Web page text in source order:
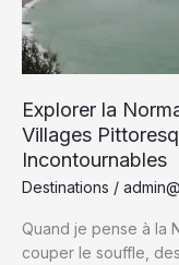
la
Ville
Lumière
Explorer la
Villages
Incontournables
Destinations /
Quand je pense à la
couper le souffle,